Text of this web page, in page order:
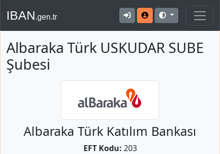
IBAN.gen.tr
Albaraka Türk USKUDAR SUBE
Şubesi
Albaraka Türk Katılım Bankası
EFT Kodu: 203